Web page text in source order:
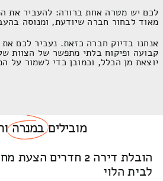
לכם יש מטרה אחת ברורה: להעביר את
מאוד לבחור חברה שיודעת, ומנוסה
אנחנו בדיוק חברה כזאת. נעביר לכם
קבועה ופיקוח בלתי מתפשר של הצוות
יוצאת מן הכלל, וכמובן כדי לשמור
מוביליםבמנרה
הובלת דירה 2 חדרים
לבית הלוי